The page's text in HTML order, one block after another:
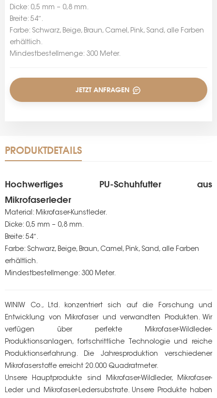
Dicke: 0,5 mm – 0,8 mm.
Breite: 54″.
Farbe: Schwarz, Beige, Braun, Camel, Pink, Sand, alle Farben
erhältlich.
Mindestbestellmenge: 300 Meter.
JETZT ANFRAGEN
PRODUKTDETAILS
Hochwertiges PU-Schuhfutter aus
Mikrofaserleder
Material: Mikrofaser-Kunstleder.
Dicke: 0,5 mm – 0,8 mm.
Breite: 54″.
Farbe: Schwarz, Beige, Braun, Camel, Pink, Sand, alle Farben
erhältlich.
Mindestbestellmenge: 300 Meter.
WINIW Co., Ltd. konzentriert sich auf die Forschung und
Entwicklung von Mikrofaser und verwandten Produkten. Wir
verfügen über perfekte Mikrofaser-Wildleder-
Produktionsanlagen, fortschrittliche Technologie und reiche
Produktionserfahrung. Die Jahresproduktion verschiedener
Mikrofaserstoffe erreicht 20.000 Quadratmeter.
Unsere Hauptprodukte sind Mikrofaser-Wildleder, Mikrofaser-
Leder und Mikrofaser-Ledersubstrate. Unsere Produkte haben